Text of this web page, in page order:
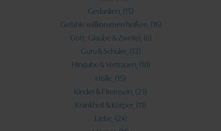
Gedanken (15)
Gefühle willkommen heißen (16)
Gott: Glaube & Zweifel
(6)
Guru & Schüler (12)
Hingabe & Vertrauen (10)
Hölle (15)
Kinder & Elternsein (23)
Krankheit & Körper (11)
Liebe (24)